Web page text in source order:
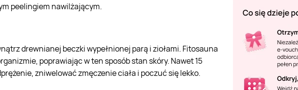
peelingiem nawilżającym.
drewnianej beczki wypełnionej parą i ziołami. Fitosauna
poprawiając w ten sposób stan skóry. Nawet 15
zniwelować zmęczenie ciała i poczuć się lekko.